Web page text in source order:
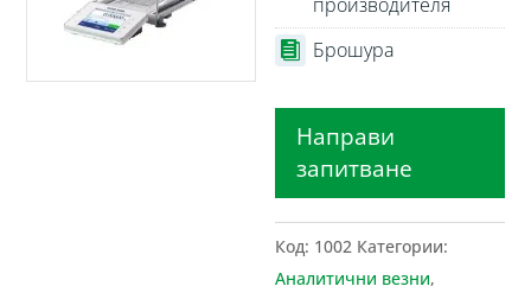
Брошура
Направи
запитване
Код: 1002 Категории:
Аналитични везни,